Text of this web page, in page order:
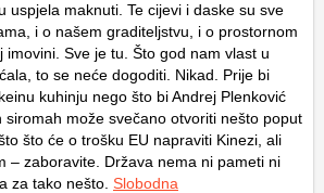
uspjela maknuti. Te cijevi i daske su sve
i o našem graditeljstvu, i o prostornom
imovini. Sve je tu. Što god nam vlast u
to se neće dogoditi. Nikad. Prije bi
kuhinju nego što bi Andrej Plenković
siromah može svečano otvoriti nešto poput
što će o trošku EU napraviti Kinezi, ali
– zaboravite. Država nema ni pameti ni
za tako nešto. Slobodna